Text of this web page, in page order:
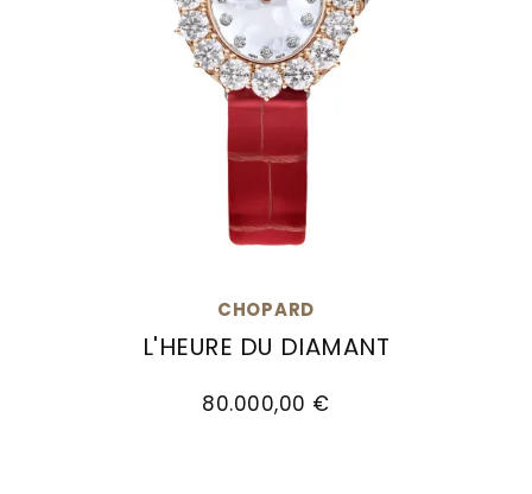
CHOPARD
L'HEURE DU DIAMANT
80.000,00 €